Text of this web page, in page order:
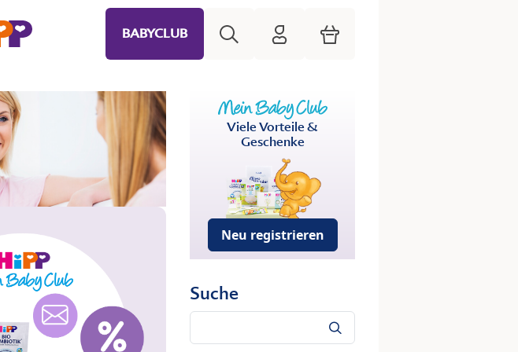
BABYCLUB HiPP Mein Babyclub
Warenkorb
Viele Vorteile &
Geschenke
Neu registrieren
Suche